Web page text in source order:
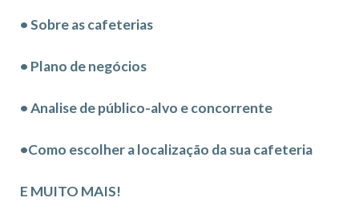
• Sobre as cafeterias
• Plano de negócios
• Analise de público-alvo e concorrente
•Como escolher a localização da sua cafeteria
E MUITO MAIS!